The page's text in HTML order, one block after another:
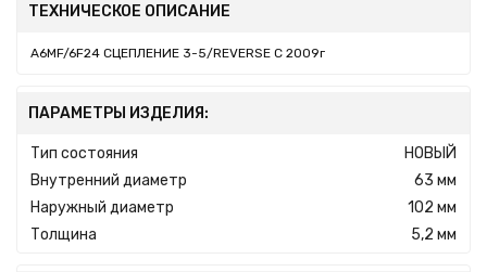
ТЕХНИЧЕСКОЕ ОПИСАНИЕ
A6MF/6F24 СЦЕПЛЕНИЕ 3-5/REVERSE C 2009г
ПАРАМЕТРЫ ИЗДЕЛИЯ:
Тип состояния
НОВЫЙ
Внутренний диаметр
63 мм
Наружный диаметр
102 мм
Толщина
5,2 мм